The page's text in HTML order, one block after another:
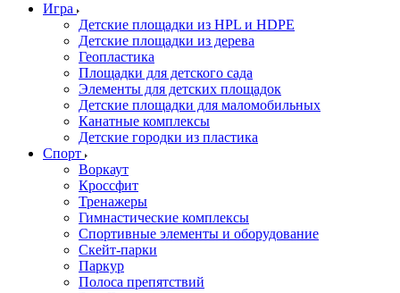
Игра
Детские площадки из HPL и HDPE
Детские площадки из дерева
Геопластика
Площадки для детского сада
Элементы для детских площадок
Детские площадки для маломобильных
Канатные комплексы
Детские городки из пластика
Спорт
Воркаут
Кроссфит
Тренажеры
Гимнастические комплексы
Спортивные элементы и оборудование
Скейт-парки
Паркур
Полоса препятствий